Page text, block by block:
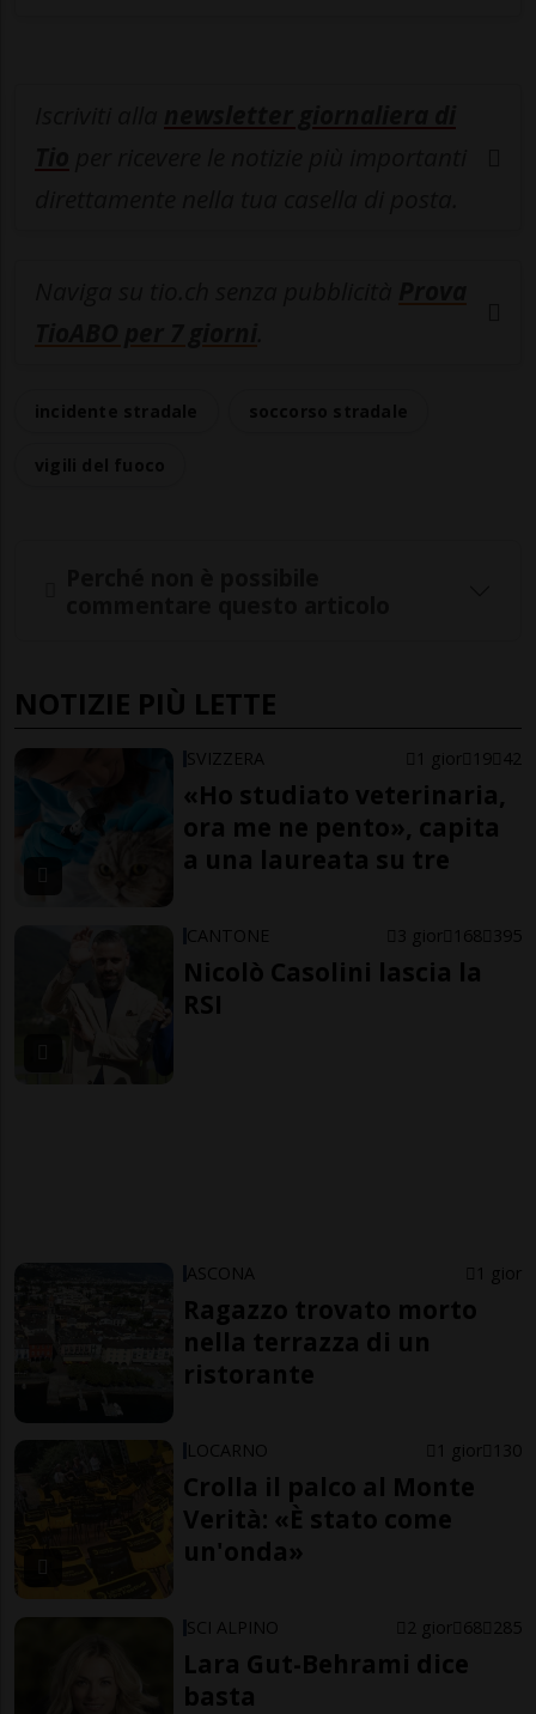
NOTIZIE PIÙ LETTE
SVIZZERA 1 gior 19 42
«Ho studiato veterinaria,
ora me ne pento», capita
a una laureata su tre
CANTONE 3 gior 168 395
Nicolò Casolini lascia la
RSI
ASCONA 1 gior
Ragazzo trovato morto
nella terrazza di un
ristorante
LOCARNO 1 gior 130
Crolla il palco al Monte
Verità: «È stato come
un'onda»
SCI ALPINO 2 gior 68 285
Lara Gut-Behrami dice
basta